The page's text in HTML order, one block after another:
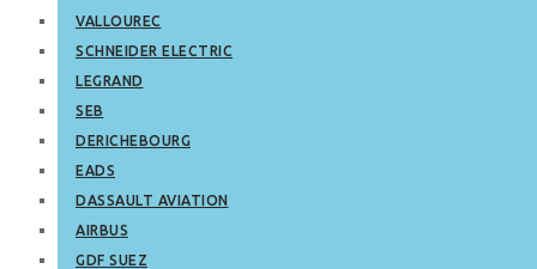
VALLOUREC
SCHNEIDER ELECTRIC
LEGRAND
SEB
DERICHEBOURG
EADS
DASSAULT AVIATION
AIRBUS
GDF SUEZ